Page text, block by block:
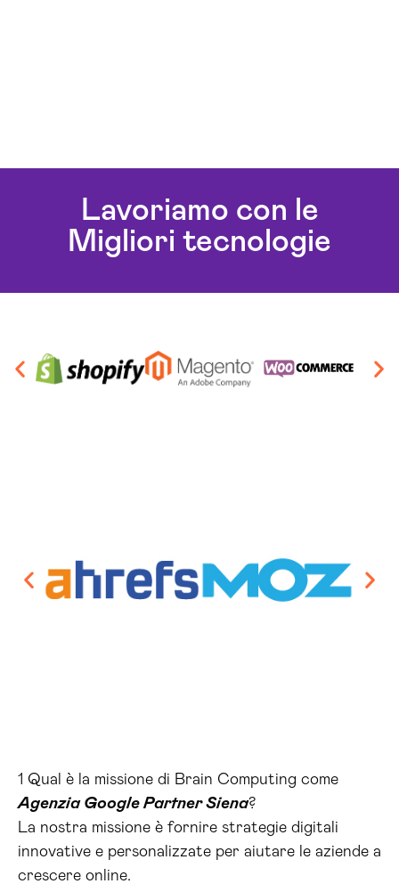
Lavoriamo con le
Migliori tecnologie
1 Qual è la missione di Brain Computing come
Agenzia Google Partner Siena?
La nostra missione è fornire strategie digitali
innovative e personalizzate per aiutare le aziende a
crescere online.